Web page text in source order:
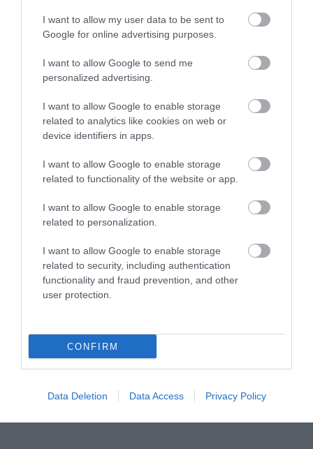
I want to allow my user data to be sent to
Google for online advertising purposes.
I want to allow Google to send me
personalized advertising.
I want to allow Google to enable storage
related to analytics like cookies on web or
device identifiers in apps.
I want to allow Google to enable storage
related to functionality of the website or app.
I want to allow Google to enable storage
related to personalization.
I want to allow Google to enable storage
related to security, including authentication
functionality and fraud prevention, and other
user protection.
CONFIRM
Data Deletion Data Access Privacy Policy
basketbols Latvijas vīriešu basketbola izlase
Solis augšup! Latvijas vīriešu
vienu pozīciju
izlasi: “Es vienmēr būšu klāt, kad būšu
vajadzīgs”
“Rīgas Zeļļi” papildina sastāvu ar “Big
Fish” – NCAA zvaigzni Īzaku Džonsonu